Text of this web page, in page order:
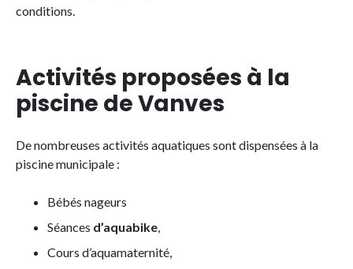
conditions.
Activités proposées à la
piscine de Vanves
De nombreuses activités aquatiques sont dispensées à la
piscine municipale :
Bébés nageurs
Séances d’aquabike,
Cours d’aquamaternité,